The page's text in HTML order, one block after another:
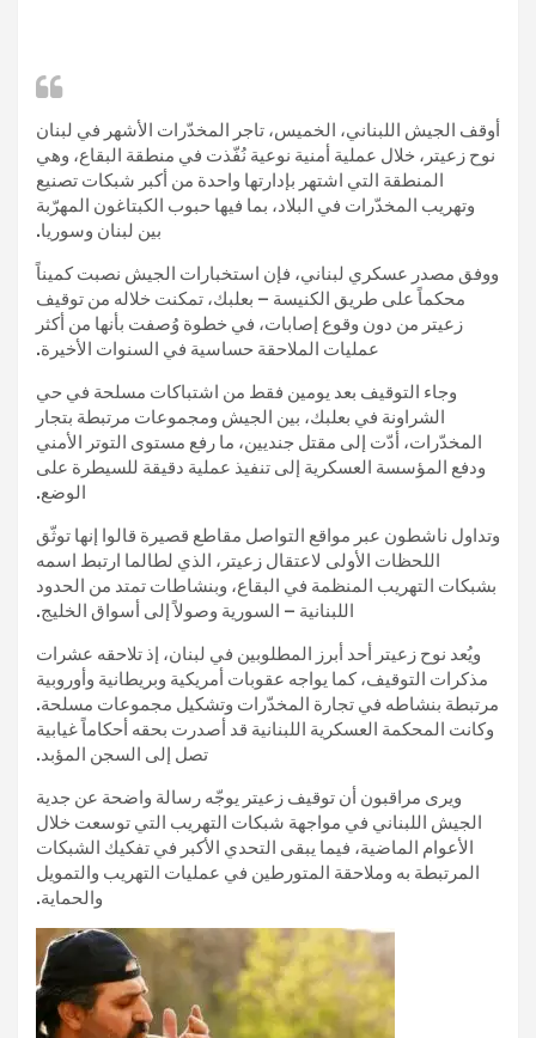
أوقف الجيش اللبناني، الخميس، تاجر المخدّرات الأشهر في لبنان
نوح زعيتر، خلال عملية أمنية نوعية نُفّذت في منطقة البقاع، وهي
المنطقة التي اشتهر بإدارتها واحدة من أكبر شبكات تصنيع
وتهريب المخدّرات في البلاد، بما فيها حبوب الكبتاغون المهرّبة
بين لبنان وسوريا.
ووفق مصدر عسكري لبناني، فإن استخبارات الجيش نصبت كميناً
محكماً على طريق الكنيسة – بعلبك، تمكنت خلاله من توقيف
زعيتر من دون وقوع إصابات، في خطوة وُصفت بأنها من أكثر
عمليات الملاحقة حساسية في السنوات الأخيرة.
وجاء التوقيف بعد يومين فقط من اشتباكات مسلحة في حي
الشراونة في بعلبك، بين الجيش ومجموعات مرتبطة بتجار
المخدّرات، أدّت إلى مقتل جنديين، ما رفع مستوى التوتر الأمني
ودفع المؤسسة العسكرية إلى تنفيذ عملية دقيقة للسيطرة على
الوضع.
وتداول ناشطون عبر مواقع التواصل مقاطع قصيرة قالوا إنها توثّق
اللحظات الأولى لاعتقال زعيتر، الذي لطالما ارتبط اسمه
بشبكات التهريب المنظمة في البقاع، وبنشاطات تمتد من الحدود
اللبنانية – السورية وصولاً إلى أسواق الخليج.
ويُعد نوح زعيتر أحد أبرز المطلوبين في لبنان، إذ تلاحقه عشرات
مذكرات التوقيف، كما يواجه عقوبات أمريكية وبريطانية وأوروبية
مرتبطة بنشاطه في تجارة المخدّرات وتشكيل مجموعات مسلحة.
وكانت المحكمة العسكرية اللبنانية قد أصدرت بحقه أحكاماً غيابية
تصل إلى السجن المؤبد.
ويرى مراقبون أن توقيف زعيتر يوجّه رسالة واضحة عن جدية
الجيش اللبناني في مواجهة شبكات التهريب التي توسعت خلال
الأعوام الماضية، فيما يبقى التحدي الأكبر في تفكيك الشبكات
المرتبطة به وملاحقة المتورطين في عمليات التهريب والتمويل
والحماية.